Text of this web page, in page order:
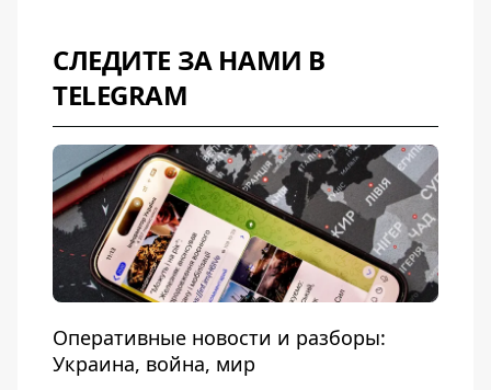
СЛЕДИТЕ ЗА НАМИ В
TELEGRAM
Оперативные новости и разборы:
Украина, война, мир